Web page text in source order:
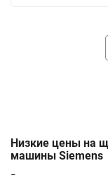
Низкие цены на
машины Siemens